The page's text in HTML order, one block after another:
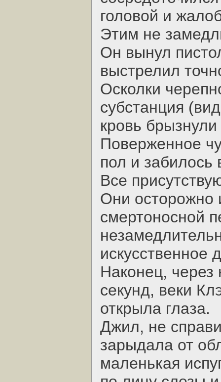
головой и
Этим не
Он вынул
выстрелил
Осколки
субстанция
кровь
Поверженное
пол и забилось
Все
Они осторожно
смертоносной
искусственное
Наконец, через
секунд, веки
открыла глаза.
Джил, не
зарыдала от
маленькая